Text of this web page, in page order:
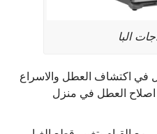
البا
في اكتشاف العطل والاسراع
العطل في منزل